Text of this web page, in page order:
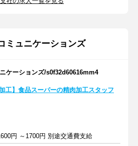
ミュニケーションズ
ケーションズ/s0f32d60616mm4
加工】食品スーパーの精肉加工スタッフ
円 ～1700円 別途交通費支給